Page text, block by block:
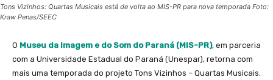
Tons Vizinhos: Quartas Musicais está de volta ao MIS-PR para nova temporada Foto:
Kraw Penas/SEEC
O Museu da Imagem e do Som do Paraná (MIS-PR), em parceria
com a Universidade Estadual do Paraná (Unespar), retorna com
mais uma temporada do projeto Tons Vizinhos – Quartas Musicais.